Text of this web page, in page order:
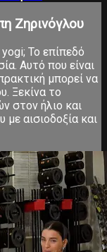
Ζηρινόγλου
Το επίπεδό
Αυτό που είναι
μπορεί να
Ξεκίνα το
στον ήλιο και
με αισιοδοξία και